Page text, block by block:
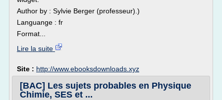
Author by : Sylvie Berger (professeur).)
Languange : fr
Format...
Lire la suite
Site : http://www.ebooksdownloads.xyz
[BAC] Les sujets probables en Physique
Chimie, SES et ...